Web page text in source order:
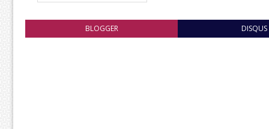
BLOGGER DISQUS